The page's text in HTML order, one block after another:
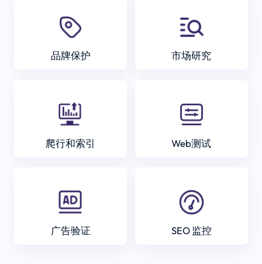
品牌保护 市场研究
爬行和索引 Web测试
广告验证 SEO 监控